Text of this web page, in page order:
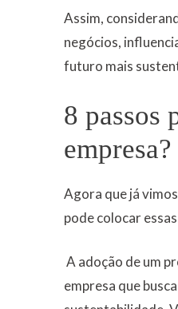
Assim,
negócios,
futuro mais
8 passos
empresa?
Agora que já
pode colocar
A adoção de um
empresa que